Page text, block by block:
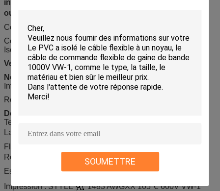
SOUMETTRE
intégrante expulsée, de 105 ℃, de 600 V VW-1, de 60 ℃
ou de 80 ℃
Construction
Conducteur : Solide ou échoué
Isolation : PVC
Veste
: PVC
Normes
International : UL758, UL1581, UL2556
RoHS, PORTÉE conforme,
Données techniques
Tension évaluée :
La température évaluée :℃
Flamme : VW-1, FT1, PI2
Résistance d'huile : huile de 60 ℃ ou de 80 ℃
Essai de tenue de tension : C.A. 2.5kV/1min
Impression : STYLE
1483 AWGXX 105℃ 600V VW-1